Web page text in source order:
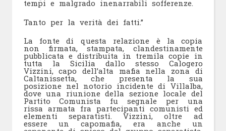
tempi e malgrado inenarrabili sofferenze.
Tanto per la verità dei fatti.”
La fonte di questa relazione è la copia
non firmata, stampata, clandestinamente
pubblicata e distribuita in tremila copie in
tutta la Sicilia dallo stesso Calogero
Vizzini, capo dell’alta mafia nella zona di
Caltanissetta, che presenta la sua
posizione nel notorio incidente di Villalba,
dove una riunione della sezione locale del
Partito Comunista fu segnale per una
rissa armata fra partecipanti comunisti ed
elementi separatisti. Vizzini, oltre ad
essere un capomafia, era anche un